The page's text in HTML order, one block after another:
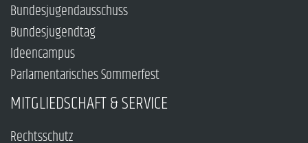
Bundesjugendausschuss
Bundesjugendtag
Ideencampus
Parlamentarisches Sommerfest
MITGLIEDSCHAFT & SERVICE
Rechtsschutz